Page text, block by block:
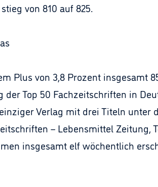
von 810 auf 825.
Plus von 3,8 Prozent insgesamt
der Top 50 Fachzeitschriften in
Verlag mit drei Titeln
– Lebensmittel Zeitung,
insgesamt elf wöchentlich